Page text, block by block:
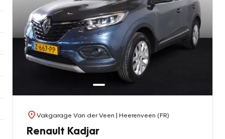
Vakgarage Van der Veen | Heerenveen (FR)
Renault Kadjar